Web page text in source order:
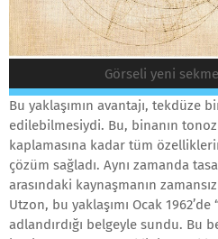
Görseli yeni
Bu yaklaşımın avantajı, tekdüze
edilebilmesiydi. Bu, binanın
kaplamasına kadar tüm
çözüm sağladı. Aynı zamanda
arasındaki kaynaşmanın
Utzon, bu yaklaşımı Ocak 1962’de
adlandırdığı belgeyle sundu. Bu